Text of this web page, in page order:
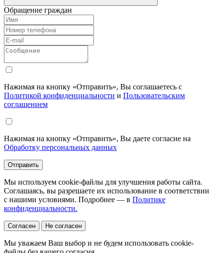
Обращение граждан
Нажимая на кнопку «Отправить», Вы соглашаетесь с
Политикой конфиденциальности и Пользовательским
соглашением
Нажимая на кнопку «Отправить», Вы даете согласие на
Обработку персональных данных
Отправить
Мы используем cookie-файлы для улучшения работы сайта.
Соглашаясь, вы разрешаете их использование в соответствии
с нашими условиями. Подробнее — в Политике
конфиденциальности.
Согласен Не согласен
Мы уважаем Ваш выбор и не будем использовать cookie-